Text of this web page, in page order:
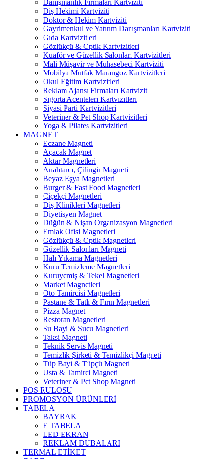
Danışmanlık Firmaları Kartviziti
Diş Hekimi Kartviziti
Doktor & Hekim Kartviziti
Gayrimenkul ve Yatırım Danışmanları Kartviziti
Gıda Kartvizitleri
Gözlükçü & Optik Kartvizitleri
Kuaför ve Güzellik Salonları Kartvizitleri
Mali Müşavir ve Muhasebeci Kartviziti
Mobilya Mutfak Marangoz Kartvizitleri
Okul Eğitim Kartvizitleri
Reklam Ajansı Firmaları Kartvizit
Sigorta Acenteleri Kartvizitleri
Siyasi Parti Kartvizitleri
Veteriner & Pet Shop Kartvizitleri
Yoga & Pilates Kartvizitleri
MAGNET
Eczane Magneti
Açacak Magnet
Aktar Magnetleri
Anahtarcı, Çilingir Magneti
Beyaz Eşya Magnetleri
Burger & Fast Food Magnetleri
Çiçekçi Magnetleri
Diş Klinikleri Magnetleri
Diyetisyen Magnet
Düğün & Nişan Organizasyon Magnetleri
Emlak Ofisi Magnetleri
Gözlükçü & Optik Magnetleri
Güzellik Salonları Magneti
Halı Yıkama Magnetleri
Kuru Temizleme Magnetleri
Kuruyemiş & Tekel Magnetleri
Market Magnetleri
Oto Tamircisi Magnetleri
Pastane & Tatlı & Fırın Magnetleri
Pizza Magnet
Restoran Magnetleri
Su Bayi & Sucu Magnetleri
Taksi Magneti
Teknik Servis Magneti
Temizlik Şirketi & Temizlikçi Magneti
Tüp Bayi & Tüpçü Magneti
Usta & Tamirci Magneti
Veteriner & Pet Shop Magneti
POS RULOSU
PROMOSYON ÜRÜNLERİ
TABELA
BAYRAK
E TABELA
LED EKRAN
REKLAM DUBALARI
TERMAL ETİKET